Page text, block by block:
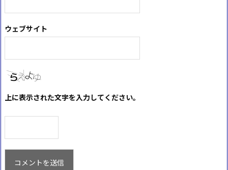
ウェブサイト
上に表示された文字を入力してください。